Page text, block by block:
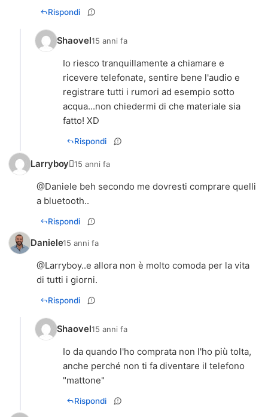
Rispondi
Shaovel15 anni fa
Io riesco tranquillamente a chiamare e
ricevere telefonate, sentire bene l'audio e
registrare tutti i rumori ad esempio sotto
acqua...non chiedermi di che materiale sia
fatto! XD
Rispondi
Larryboy15 anni fa
@Daniele beh secondo me dovresti comprare quelli
a bluetooth..
Rispondi
Daniele15 anni fa
@Larryboy..e allora non è molto comoda per la vita
di tutti i giorni.
Rispondi
Shaovel15 anni fa
Io da quando l'ho comprata non l'ho più tolta,
anche perché non ti fa diventare il telefono
"mattone"
Rispondi